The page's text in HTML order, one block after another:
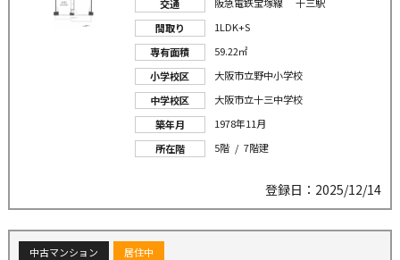
交通
間取り
1LDK+S
専有面積
59.22㎡
小学校区
大阪市立野中小学校
中学校区
大阪市立十三中学校
築年月
1978年11月
所在階
5階 / 7階建
登録日：2025/12/14
中古マンション 居住中